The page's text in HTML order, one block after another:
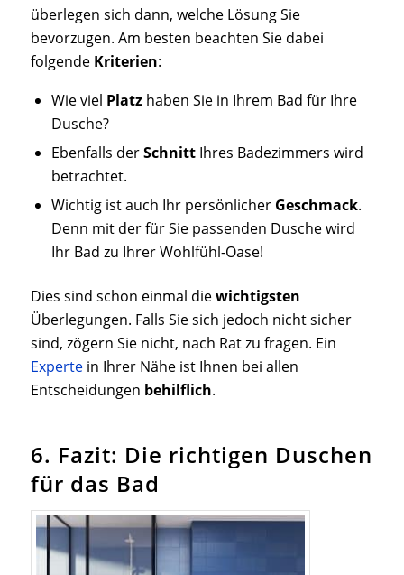
überlegen sich dann, welche Lösung Sie
bevorzugen. Am besten beachten Sie dabei
folgende Kriterien:
Wie viel Platzhaben Sie in Ihrem Bad für Ihre
Dusche?
Ebenfalls derSchnittIhres Badezimmers wird
betrachtet.
Wichtig ist auch Ihr persönlicher Geschmack.
Denn mit der für Sie passenden Dusche wird
Ihr Bad zu Ihrer Wohlfühl-Oase!
Dies sind schon einmal diewichtigsten
Überlegungen. Falls Sie sich jedoch nicht sicher
sind, zögern Sie nicht, nach Rat zu fragen. Ein
Expertein Ihrer Nähe ist Ihnen bei allen
Entscheidungen behilflich.
6. Fazit: Die richtigen Duschen
für das Bad